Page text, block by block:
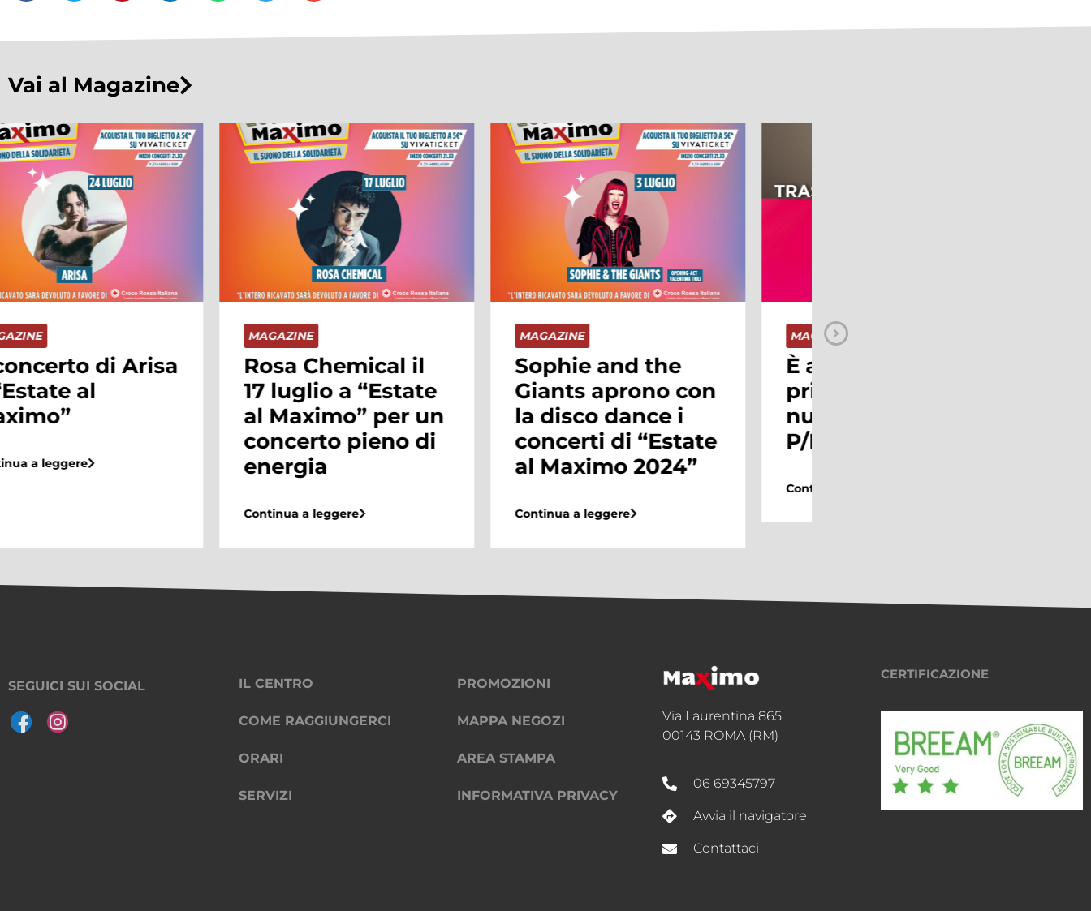
Vai al Magazine
MAGAZINE
Rosa Chemical il
17 luglio a “Estate
al Maximo” per un
energia
MAGAZINE
Sophie and the
Giants aprono con
la disco dance i
concerti di “Estate
al Maximo 2024”
Continua a leggere
MAGAZINE
È arrivata la
primavera e la
nuova collezione
P/E!
SEGUICI SUI SOCIAL IL CENTRO
COME RAGGIUNGERCI
ORARI
SERVIZI
PROMOZIONI
MAPPA NEGOZI
AREA STAMPA
INFORMATIVA PRIVACY
Via Laurentina 865
00143 ROMA (RM)
06 69345797
Avvia il navigatore
Contattaci
CERTIFICAZIONE